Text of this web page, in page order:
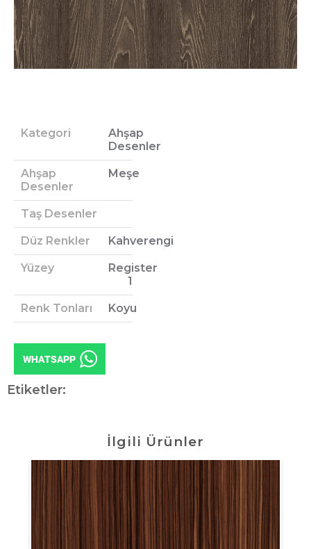
Kategori
Ahşap
Desenler
Ahşap
Desenler
Meşe
Taş Desenler
Düz Renkler Kahverengi
Yüzey
Register
1
Renk Tonları Koyu
Etiketler:
İlgili Ürünler